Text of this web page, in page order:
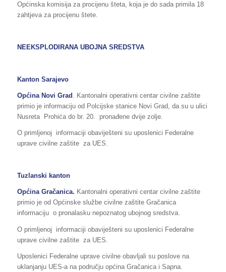
Općinska komisija za procijenu šteta, koja je do sada primila 18
zahtjeva za procijenu štete.
NEEKSPLODIRANA UBOJNA SREDSTVA
Kanton Sarajevo
Općina Novi Grad . Kantonalni operativni centar civilne zaštite
primio je informaciju od Polcijske stanice Novi Grad, da su u ulici
Nusreta Prohića do br. 20. pronađene dvije zolje.
O primljenoj informaciji obaviješteni su uposlenici Federalne
uprave civilne zaštite za UES.
Tuzlanski kanton
Općina Gračanica. Kantonalni operativni centar civilne zaštite
primio je od Općinske službe civilne zaštite Gračanica
informaciju o pronalasku nepoznatog ubojnog sredstva.
O primljenoj informaciji obaviješteni su uposlenici Federalne
uprave civilne zaštite za UES.
Uposlenici Federalne uprave civilne obavljali su poslove na
uklanjanju UES-a na području općina Gračanica i Sapna.